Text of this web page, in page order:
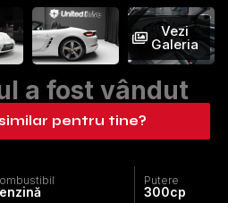
Vezi
Galeria
a fost vândut
pentru tine?
Putere
300cp